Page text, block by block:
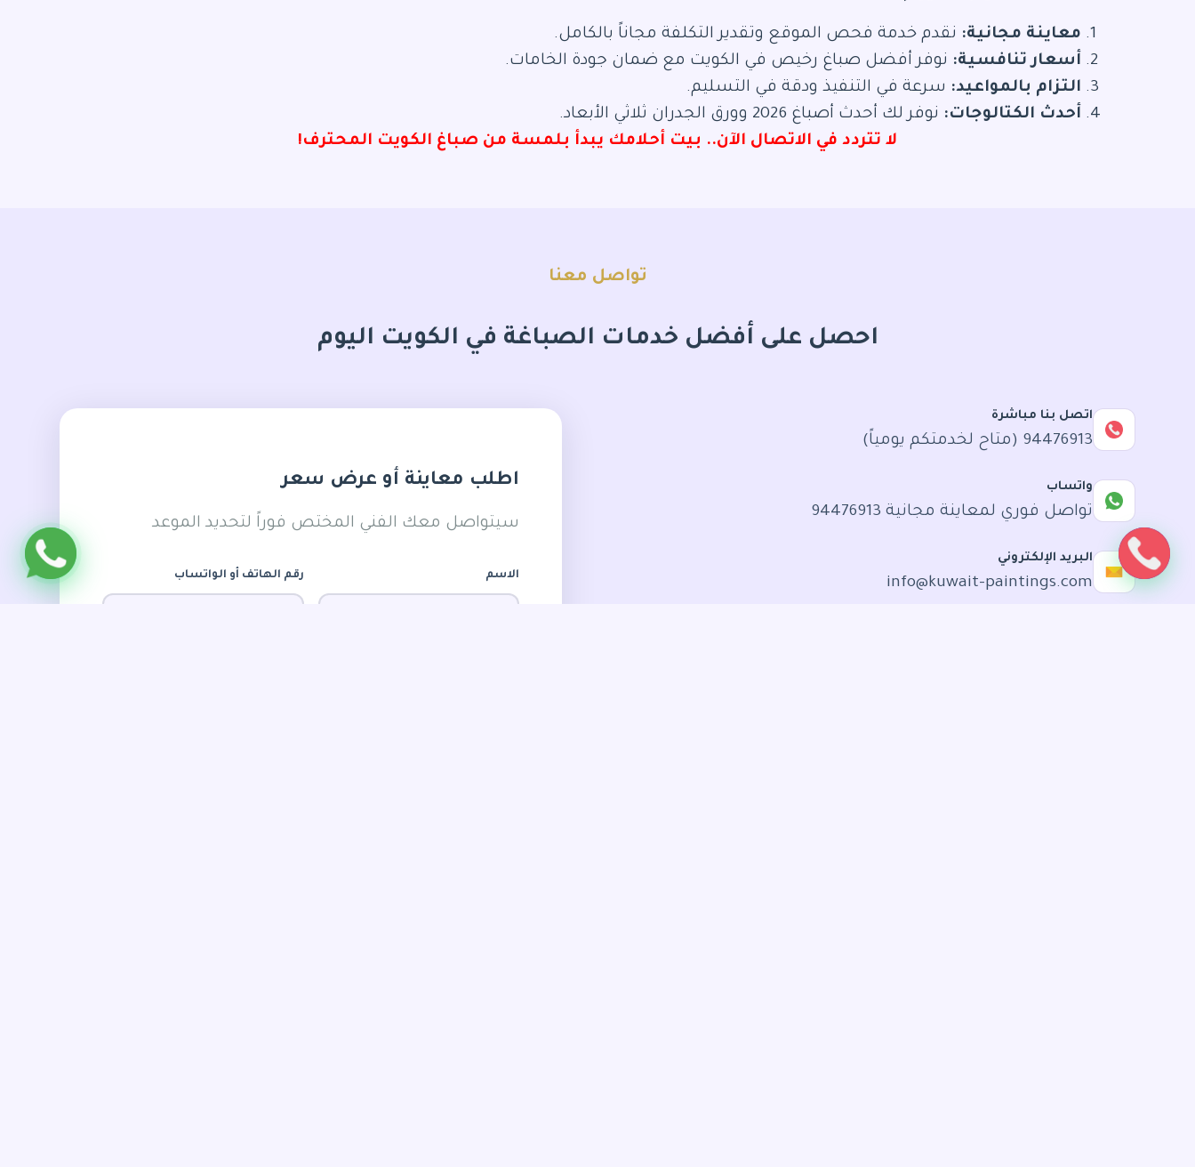
معاينة مجانية: نقدم خدمة فحص الموقع وتقدير التكلفة مجاناً بالكامل.
أسعار تنافسية: نوفر أفضل صباغ رخيص في الكويت مع ضمان جودة الخامات.
التزام بالمواعيد: سرعة في التنفيذ ودقة في التسليم.
أحدث الكتالوجات: نوفر لك أحدث أصباغ 2026 وورق الجدران ثلاثي الأبعاد.
لا تتردد في الاتصال الآن.. بيت أحلامك يبدأ بلمسة من صباغ الكويت المحترف!
تواصل معنا
احصل على أفضل خدمات الصباغة في الكويت اليوم
اتصل بنا مباشرة
94476913 (متاح لخدمتكم يومياً)
واتساب
تواصل فوري لمعاينة مجانية 94476913
البريد الإلكتروني
info@kuwait-paintings.com
اطلب معاينة أو عرض سعر
سيتواصل معك الفني المختص فوراً لتحديد الموعد
الاسم رقم الهاتف أو الواتساب